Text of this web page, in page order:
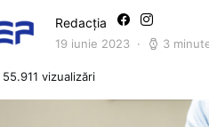
Redacția
19 iunie 2023 3
55.911 vizualizări